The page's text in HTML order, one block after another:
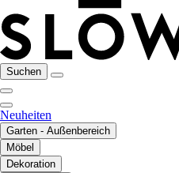
Suchen
Neuheiten
Garten - Außenbereich
Möbel
Dekoration